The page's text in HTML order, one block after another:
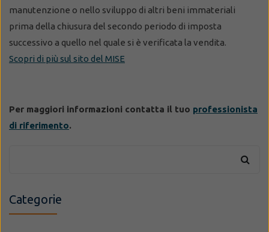
manutenzione o nello sviluppo di altri beni immateriali
prima della chiusura del secondo periodo di imposta
successivo a quello nel quale si è verificata la vendita.
Scopri di più sul sito del MISE
Per maggiori informazioni contatta il tuo professionista
di riferimento.
Categorie